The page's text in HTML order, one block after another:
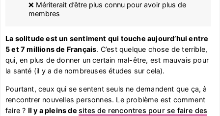
❌ Mériterait d’être plus connu pour avoir plus de
membres
La solitude est un sentiment qui touche aujourd’hui entre
5 et 7 millions de Français. C’est quelque chose de terrible,
qui, en plus de donner un certain mal-être, est mauvais pour
la santé (il y a de nombreuses études sur cela).
Pourtant, ceux qui se sentent seuls ne demandent que ça, à
rencontrer nouvelles personnes. Le problème est comment
faire ? Il y a pleins desites de rencontres pour se faire des